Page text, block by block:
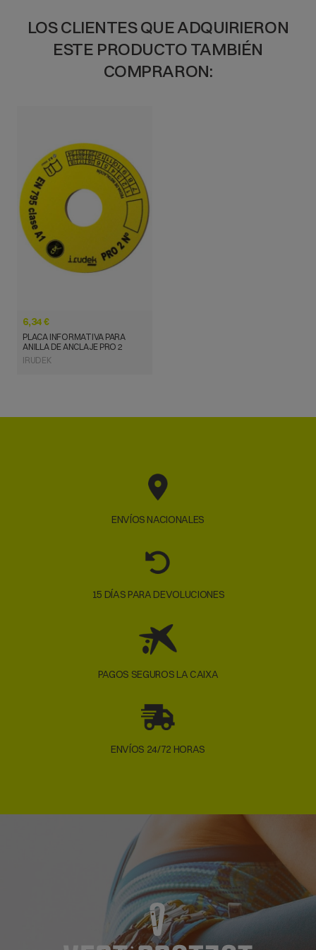
LOS CLIENTES QUE ADQUIRIERON
ESTE PRODUCTO TAMBIÉN
COMPRARON:
VISTA RÁPIDA
6,34 €
PLACA INFORMATIVA PARA
ANILLA DE ANCLAJE PRO 2
IRUDEK
ENVÍOS NACIONALES
15 DÍAS PARA DEVOLUCIONES
PAGOS SEGUROS LA CAIXA
ENVÍOS 24/72 HORAS